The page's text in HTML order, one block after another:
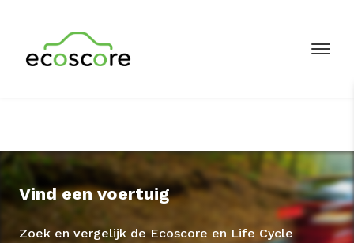
Vind een voertuig
Zoek en vergelijk de Ecoscore en Life Cycle